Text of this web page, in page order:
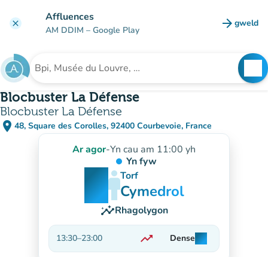
clear Affluences
AM DDIM – Google Play arrow_forward gweld
(tab
Chwilio am sefydliad
Blocbuster La Défense
Blocbuster La Défense
place 48, Square des Corolles, 92400 Courbevoie, France
(agor yn Google Maps)
(tab newydd)
Ar agor-Yn cau am 11:00 yh
Yn fyw
man
man
man
Torf
Cymedrol
insightsRhagolygon
13:30–23:00 trending_up
Ar gynnydd
Denseman
man
man